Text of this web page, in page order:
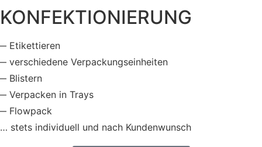
KONFEKTIONIERUNG
Etikettieren
verschiedene Verpackungs­einheiten
Blistern
Verpacken in Trays
Flowpack
… stets individuell und nach Kundenwunsch